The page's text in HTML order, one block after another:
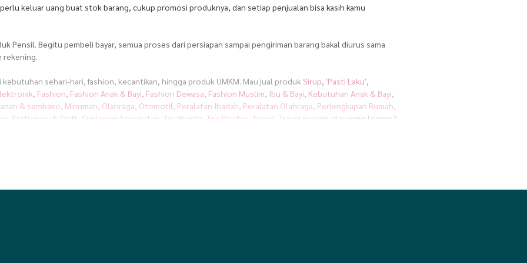
keluar uang buat stok barang, cukup promosi produknya, dan setiap penjualan bisa kasih kamu
Pensil. Begitu pembeli bayar, semua proses dari persiapan sampai pengiriman barang bakal diurus sama
rekening.
sehari-hari, fashion, kecantikan, hingga produk UMKM. Mau jual produk Sirup, 'Pasti Laku',
, Fashion, Fashion Anak & Bayi, Fashion Dewasa, Fashion Muslim, Ibu & Bayi, Kebutuhan Anak & Bayi,
& sembako, Minuman, Olahraga, Otomotif, Peralatan Ibadah, Peralatan Olahraga, Perlengkapan Rumah,
Stationery & Craft Suplemen kesehatan Tas Wanita Top Produk Travel Travel muslim atau yang lainnya?
waktu jualan sesuai ritme hidupmu. Mau sambil ngurus rumah, kerja kantoran, atau bahkan pas lagi
penuh lewat ekosistem yang suportif. Kami percaya, sukses itu lebih mudah diraih kalau dijalani